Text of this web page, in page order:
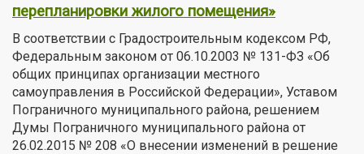
перепланировки жилого помещения»
В соответствии с Градостроительным кодексом РФ,
Федеральным законом от 06.10.2003 № 131-ФЗ «Об
общих принципах организации местного
самоуправления в Российской Федерации», Уставом
Пограничного муниципального района, решением
Думы Пограничного муниципального района от
26.02.2015 № 208 «О внесении изменений в решение